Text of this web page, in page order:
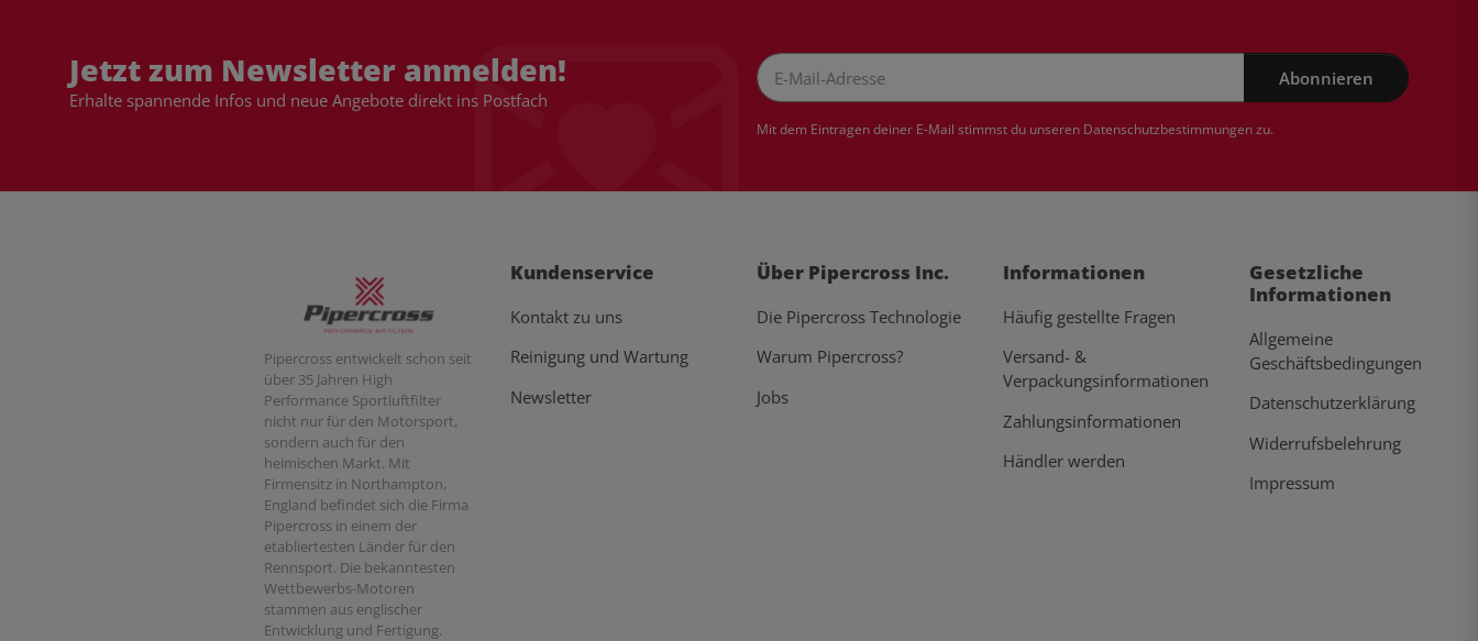
Jetzt zum Newsletter anmelden!
Erhalte spannende Infos und neue Angebote direkt ins Postfach
Abonnieren
Mit dem Eintragen deiner E-Mail stimmst du unseren Datenschutzbestimmungenzu.
Pipercross entwickelt schon seit
über 35 Jahren High
Performance Sportluftfilter
nicht nur für den Motorsport,
sondern auch für den
heimischen Markt. Mit
Firmensitz in Northampton,
England befindet sich die Firma
Pipercross in einem der
etabliertesten Länder für den
Rennsport. Die bekanntesten
Wettbewerbs-Motoren
stammen aus englischer
Entwicklung und Fertigung.
Kundenservice
Kontakt zu uns
Reinigung und Wartung
Newsletter
Über Pipercross Inc.
Die Pipercross Technologie
Warum Pipercross?
Jobs
Informationen
Häufig gestellte Fragen
Versand- &
Verpackungsinformationen
Zahlungsinformationen
Händler werden
Gesetzliche
Informationen
Allgemeine
Geschäftsbedingungen
Datenschutzerklärung
Widerrufsbelehrung
Impressum